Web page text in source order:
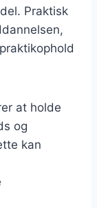
Praktisk
at holde
og
kan